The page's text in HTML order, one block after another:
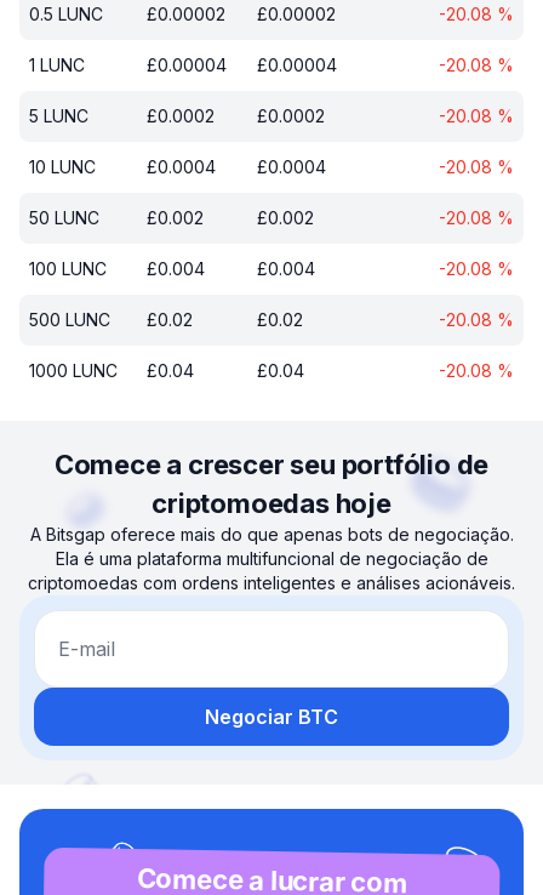
0.5 LUNC £0.00002 £0.00002 -20.08 %
1 LUNC £0.00004 £0.00004 -20.08 %
5 LUNC £0.0002 £0.0002 -20.08 %
10 LUNC £0.0004 £0.0004 -20.08 %
50 LUNC £0.002 £0.002 -20.08 %
100 LUNC £0.004 £0.004 -20.08 %
500 LUNC £0.02 £0.02 -20.08 %
1000 LUNC £0.04 £0.04 -20.08 %
Comece a crescer seu portfólio de
criptomoedas hoje
A Bitsgap oferece mais do que apenas bots de negociação.
Ela é uma plataforma multifuncional de negociação de
criptomoedas com ordens inteligentes e análises acionáveis.
E-mail
Negociar BTC
Comece a lucrar com